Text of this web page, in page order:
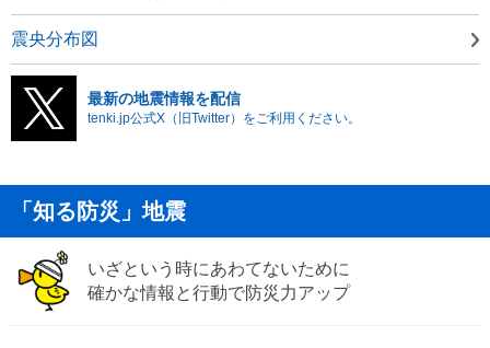
震央分布図
最新の地震情報を配信
tenki.jp公式X（旧Twitter）をご利用ください。
「知る防災」地震
いざという時にあわてないために
確かな情報と行動で防災力アップ